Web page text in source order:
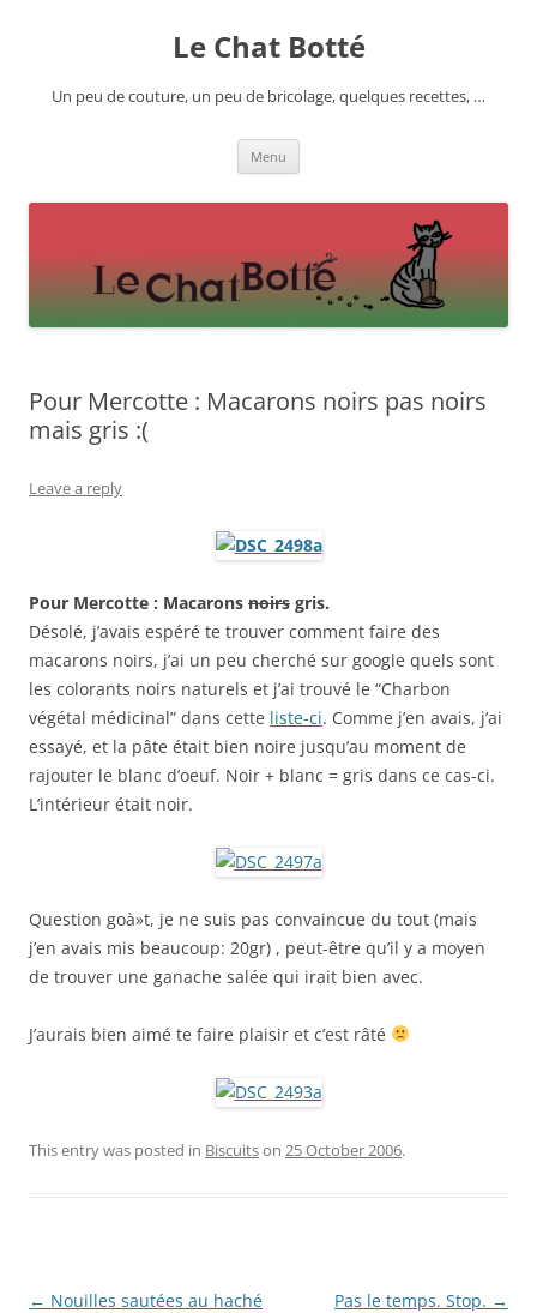
Le Chat Botté
Un peu de couture, un peu de bricolage, quelques recettes, …
Menu
Pour Mercotte : Macarons noirs pas noirs
mais gris :(
Leave a reply
Pour Mercotte : Macarons noirs gris.
Désolé, j’avais espéré te trouver comment faire des
macarons noirs, j’ai un peu cherché sur google quels sont
les colorants noirs naturels et j’ai trouvé le “Charbon
végétal médicinal” dans cette liste-ci. Comme j’en avais, j’ai
essayé, et la pâte était bien noire jusqu’au moment de
rajouter le blanc d’oeuf. Noir + blanc = gris dans ce cas-ci.
L’intérieur était noir.
Question goà»t, je ne suis pas convaincue du tout (mais
j’en avais mis beaucoup: 20gr) , peut-être qu’il y a moyen
de trouver une ganache salée qui irait bien avec.
J’aurais bien aimé te faire plaisir et c’est râté
This entry was posted in Biscuitson 25 October 2006.
Post
← Nouilles sautées au haché
Pas le temps. Stop. →